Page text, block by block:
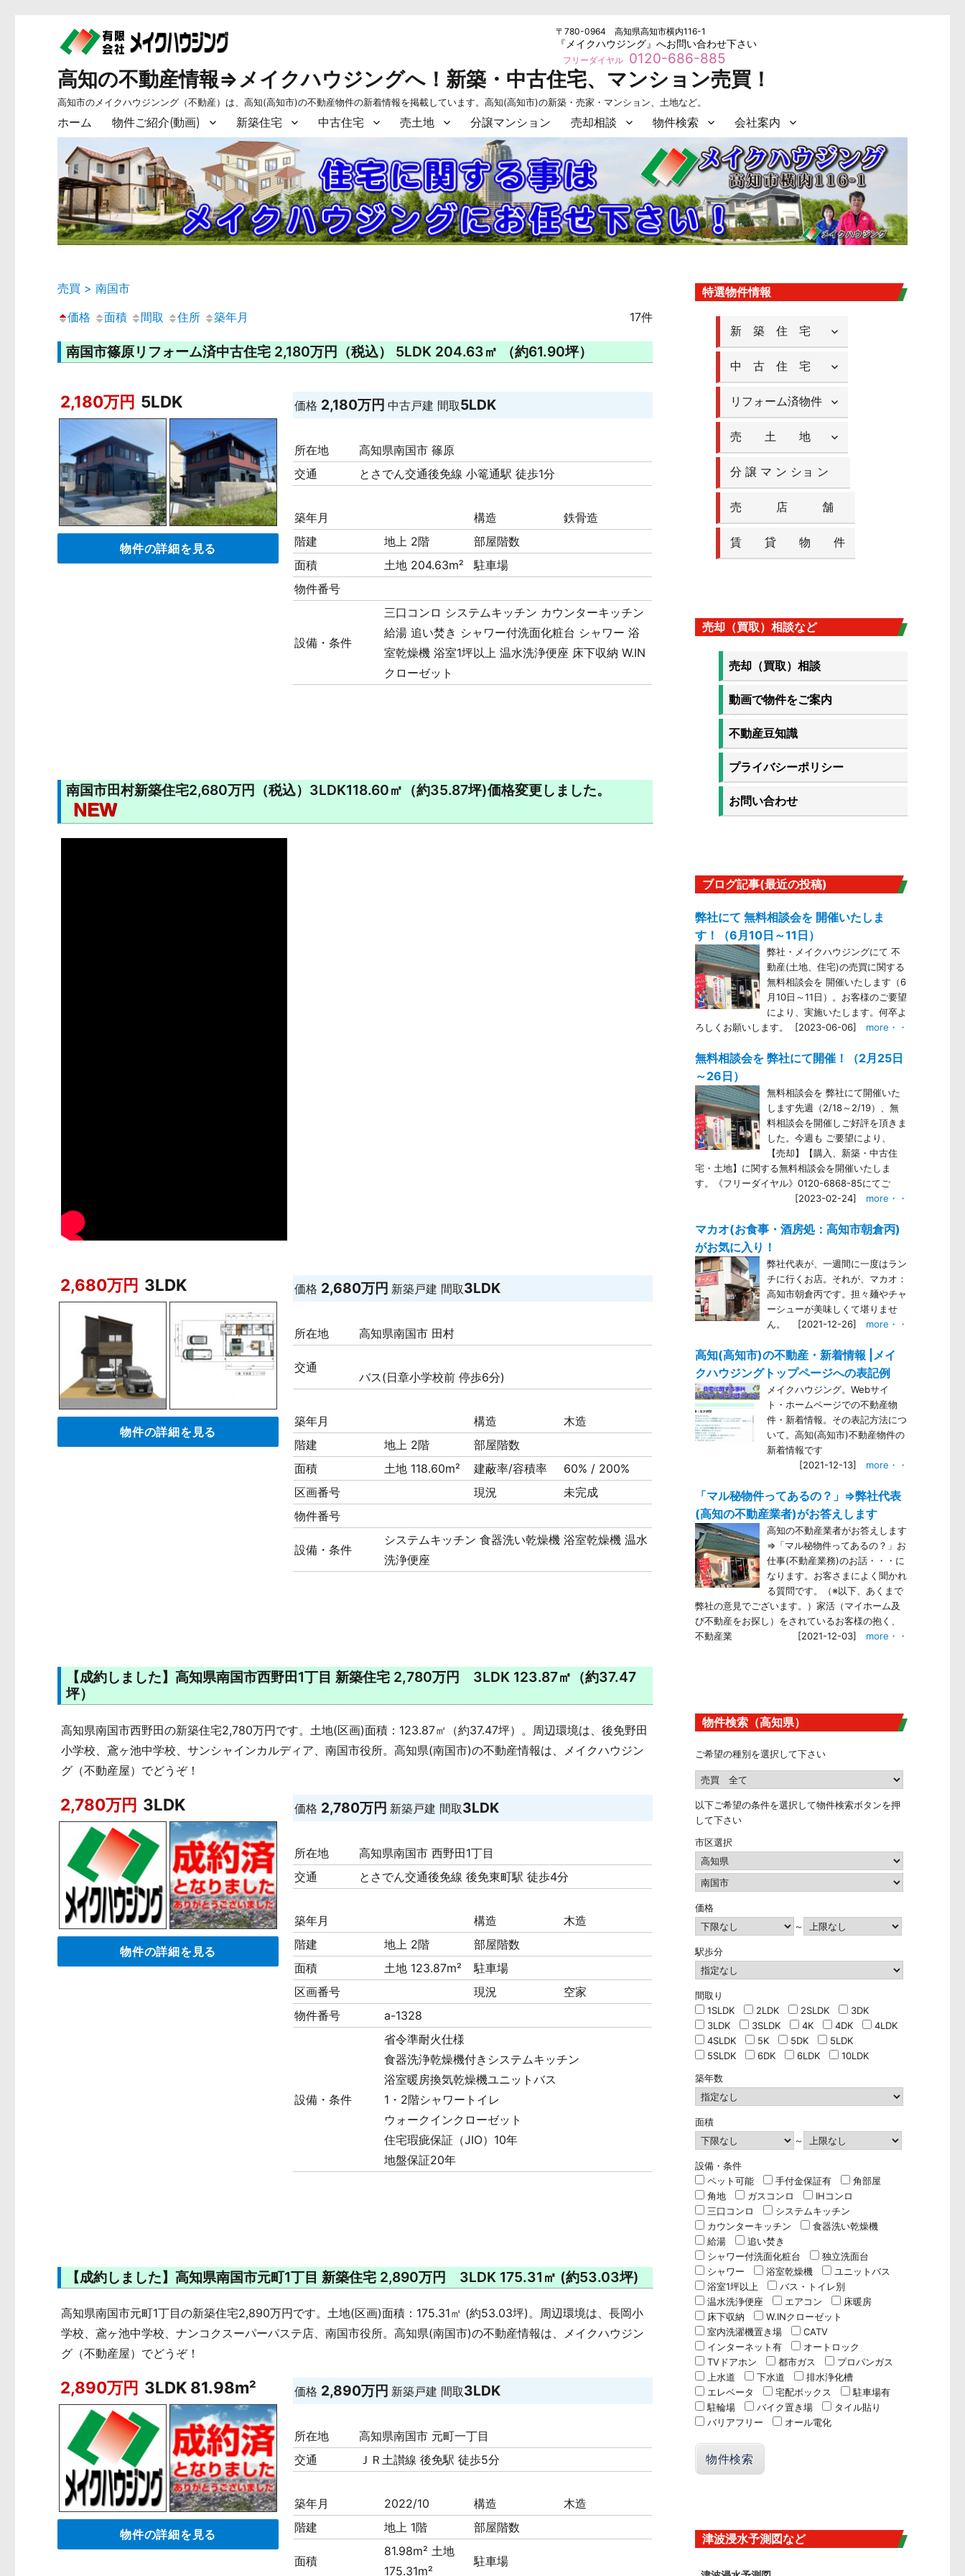
〒780-0964 高知県高知市横内116-1
『メイクハウジング』へお問い合わせ下さい
フリーダイヤル 0120-686-885
高知の不動産情報⇒メイクハウジングへ！新築・中古住宅、マンション売買！
高知市のメイクハウジンング（不動産）は、高知(高知市)の不動産物件の新着情報を掲載しています。高知(高知市)の新築・売家・マンション、土地など。
ホーム 物件ご紹介(動画) 新築住宅 中古住宅 売土地 分譲マンション 売却相談 物件検索 会社案内
売買 > 南国市
価格
面積 間取 住所 築年月 17件
南国市篠原リフォーム済中古住宅 2,180万円（税込） 5LDK 204.63㎡ （約61.90坪）
2,180万円 5LDK
物件の詳細を見る
価格 2,180万円中古戸建 間取5LDK
所在地
高知県南国市 篠原
交通
とさでん交通後免線 小篭通駅 徒歩1分
築年月 構造
鉄骨造
階建
地上 2階
部屋階数
面積
土地 204.63m²
駐車場
物件番号
設備・条件
三口コンロ システムキッチン カウンターキッチン
給湯 追い焚き シャワー付洗面化粧台 シャワー 浴
室乾燥機 浴室1坪以上 温水洗浄便座 床下収納 W.IN
クローゼット
南国市田村新築住宅2,680万円（税込）3LDK118.60㎡（約35.87坪)価格変更しました。
NEW
2,680万円 3LDK
物件の詳細を見る
価格 2,680万円 新築戸建 間取3LDK
所在地 高知県南国市 田村
交通
バス(日章小学校前 停歩6分)
築年月 構造
木造
階建
地上 2階
部屋階数
面積
土地 118.60m² 建蔽率/容積率
60% / 200%
区画番号
現況
未完成
物件番号
設備・条件
システムキッチン 食器洗い乾燥機 浴室乾燥機 温水
洗浄便座
【成約しました】高知県南国市西野田1丁目 新築住宅 2,780万円 3LDK 123.87㎡（約37.47
坪）
高知県南国市西野田の新築住宅2,780万円です。土地(区画)面積：123.87㎡（約37.47坪）。周辺環境は、後免野田
小学校、鳶ヶ池中学校、サンシャインカルディア、南国市役所。高知県(南国市)の不動産情報は、メイクハウジン
グ（不動産屋）でどうぞ！
2,780万円 3LDK
物件の詳細を見る
価格 2,780万円 新築戸建 間取3LDK
所在地
高知県南国市 西野田1丁目
交通
とさでん交通後免線 後免東町駅 徒歩4分
築年月 構造
木造
階建
地上 2階
部屋階数
面積
土地 123.87m²
駐車場
区画番号
現況
空家
物件番号
a-1328
設備・条件
省令準耐火仕様
食器洗浄乾燥機付きシステムキッチン
浴室暖房換気乾燥機ユニットバス
1・2階シャワートイレ
ウォークインクローゼット
住宅瑕疵保証（JIO）10年
地盤保証20年
【成約しました】高知県南国市元町1丁目 新築住宅 2,890万円 3LDK 175.31㎡ (約53.03坪)
高知県南国市元町1丁目の新築住宅2,890万円です。土地(区画)面積：175.31㎡ (約53.03坪)。周辺環境は、長岡小
学校、鳶ヶ池中学校、ナンコクスーパーパステ店、南国市役所。高知県(南国市)の不動産情報は、メイクハウジン
グ（不動産屋）でどうぞ！
2,890万円 3LDK 81.98m²
物件の詳細を見る
価格 2,890万円 新築戸建 間取3LDK
所在地
高知県南国市 元町一丁目
交通
ＪＲ土讃線 後免駅 徒歩5分
築年月 2022/10 構造
木造
階建
地上 1階 部屋階数
面積
81.98m² 土地
175.31m²
駐車場
特選物件情報
新 築 住 宅
中 古 住 宅
リフォーム済物件
売 土 地
分 譲 マ ン ショ ン
売 店 舗
賃 貸 物 件
売却（買取）相談など
売却（買取）相談
動画で物件をご案内
不動産豆知識
プライバシーポリシー
お問い合わせ
ブログ記事(最近の投稿)
弊社にて 無料相談会を 開催いたしま
す！（6月10日～11日）
弊社・メイクハウジングにて 不
動産(土地、住宅)の売買に関する
無料相談会を 開催いたします（6
月10日～11日）。お客様のご要望
により、実施いたします。何卒よ
ろしくお願いします。
[2023-06-06] more・・
無料相談会を 弊社にて開催！（2月25日
～26日）
無料相談会を 弊社にて開催いた
します先週（2/18～2/19）、無
料相談会を開催しご好評を頂きま
した。今週も ご要望により、
【売却】【購入、新築・中古住
宅・土地】に関する無料相談会を開催いたしま
す。《フリーダイヤル》0120-6868-85にてご
[2023-02-24] more・・
マカオ(お食事・酒房処：高知市朝倉丙)
がお気に入り！
弊社代表が、一週間に一度はラン
チに行くお店。それが、マカオ：
高知市朝倉丙です。担々麺やチャ
ーシューが美味しくて堪りませ
ん。
[2021-12-26] more・・
高知(高知市)の不動産・新着情報 |メイ
クハウジングトップページへの表記例
メイクハウジング。Webサイ
ト・ホームページでの不動産物
件・新着情報。その表記方法につ
いて。高知(高知市)不動産物件の
新着情報です
[2021-12-13] more・・
「マル秘物件ってあるの？」⇒弊社代表
(高知の不動産業者)がお答えします
高知の不動産業者がお答えします
⇒「マル秘物件ってあるの？」お
仕事(不動産業務)のお話・・・に
なります。お客さまによく聞かれ
る質問です。（※以下、あくまで
弊社の意見でございます。）家活（マイホーム及
び不動産をお探し）をされているお客様の抱く、
不動産業
[2021-12-03] more・・
物件検索（高知県）
ご希望の種別を選択して下さい
以下ご希望の条件を選択して物件検索ボタンを押
して下さい
市区選択
価格
～
駅歩分
間取り
1SLDK
2LDK 2SLDK
3DK
3LDK
3SLDK 4K 4DK
4LDK
4SLDK
5K 5DK
5LDK
5SLDK
6DK 6LDK
10LDK
築年数
面積
～
設備・条件
ペット可能
手付金保証有
角部屋
角地
ガスコンロ
IHコンロ
三口コンロ
システムキッチン
カウンターキッチン
食器洗い乾燥機
給湯
追い焚き
シャワー付洗面化粧台
独立洗面台
シャワー
浴室乾燥機
ユニットバス
浴室1坪以上
バス・トイレ別
温水洗浄便座
エアコン
床暖房
床下収納
W.INクローゼット
室内洗濯機置き場
CATV
インターネット有
オートロック
TVドアホン
都市ガス
プロパンガス
上水道
下水道
排水浄化槽
エレベータ
宅配ボックス
駐車場有
駐輪場
バイク置き場
タイル貼り
バリアフリー
オール電化
津波浸水予測図など